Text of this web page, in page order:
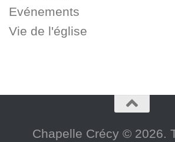
Evénements
Vie de l'église
Chapelle Crécy © 2026.